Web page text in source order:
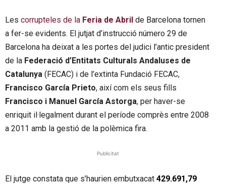
Les corrupteles de la Feria de Abril de Barcelona tornen
a fer-se evidents. El jutjat d’instrucció número 29 de
Barcelona ha deixat a les portes del judici l’antic president
de la Federació d’Entitats Culturals Andaluses de
Catalunya ( FECAC) i de l’extinta Fundació FECAC,
Francisco García Prieto, així com els seus fills
Francisco i Manuel García Astorga, per haver-se
enriquit il·legalment durant el període comprès entre 2008
a 2011 amb la gestió de la polèmica fira.
Publicitat
El jutge constata que s’haurien embutxacat 429.691,79